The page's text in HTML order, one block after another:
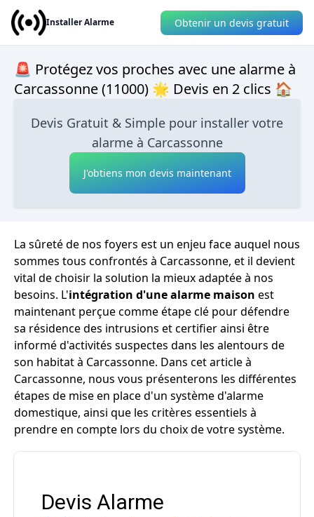
Installer Alarme Obtenir un devis gratuit
🚨 Protégez vos proches avec une alarme à
Carcassonne (11000) 🌟 Devis en 2 clics 🏠
Devis Gratuit & Simple pour installer votre
alarme à Carcassonne
J'obtiens mon devis maintenant
La sûreté de nos foyers est un enjeu face auquel nous
sommes tous confrontés à Carcassonne, et il devient
vital de choisir la solution la mieux adaptée à nos
besoins. L'intégration d'une alarme maison est
maintenant perçue comme étape clé pour défendre
sa résidence des intrusions et certifier ainsi être
informé d'activités suspectes dans les alentours de
son habitat à Carcassonne. Dans cet article à
Carcassonne, nous vous présenterons les différentes
étapes de mise en place d'un système d'alarme
domestique, ainsi que les critères essentiels à
prendre en compte lors du choix de votre système.
Devis Alarme